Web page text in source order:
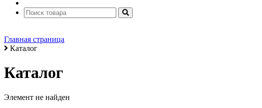
Главная страница
Каталог
Каталог
Элемент не найден